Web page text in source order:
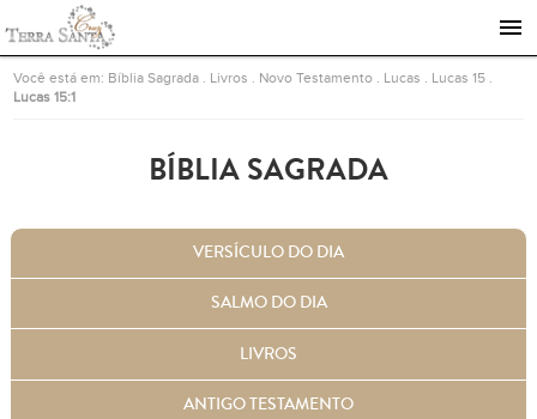
Ir para a página inicial
Você está em: Bíblia Sagrada Livros Novo Testamento Lucas Lucas 15
Lucas 15:1
BÍBLIA SAGRADA
VERSÍCULO DO DIA
SALMO DO DIA
LIVROS
ANTIGO TESTAMENTO